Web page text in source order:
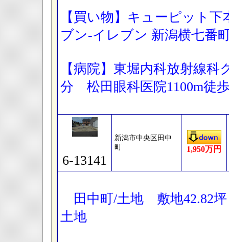
【買い物】キューピット
ブン-イレブン 新潟横七番
【病院】東堀内科放射線科
分 松田眼科医院1100m徒
6-13141
新潟市中央区田中
町
1,950万円
田中町/土地 敷地42.82
土地